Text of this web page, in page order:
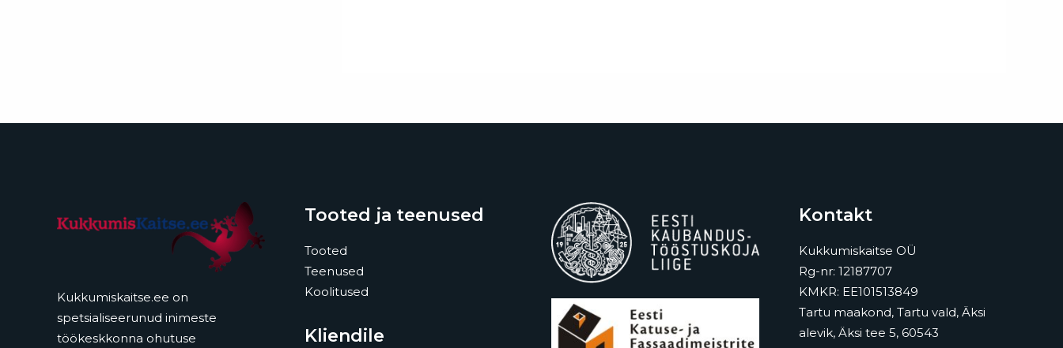
Kukkumiskaitse.ee on
spetsialiseerunud inimeste
töökeskkonna ohutuse
Tooted ja teenused
Tooted
Teenused
Koolitused
Kliendile
Kontakt
Kukkumiskaitse OÜ
Rg-nr: 12187707
KMKR: EE101513849
Tartu maakond, Tartu vald, Äksi
alevik, Äksi tee 5, 60543